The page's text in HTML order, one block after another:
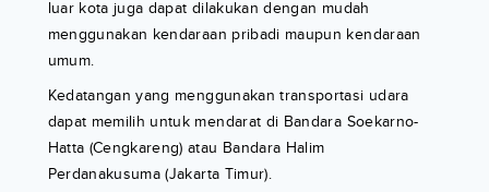
luar kota juga dapat dilakukan dengan mudah
menggunakan kendaraan pribadi maupun kendaraan
umum.
Kedatangan yang menggunakan transportasi udara
dapat memilih untuk mendarat di Bandara Soekarno-
Hatta (Cengkareng) atau Bandara Halim
Perdanakusuma (Jakarta Timur).